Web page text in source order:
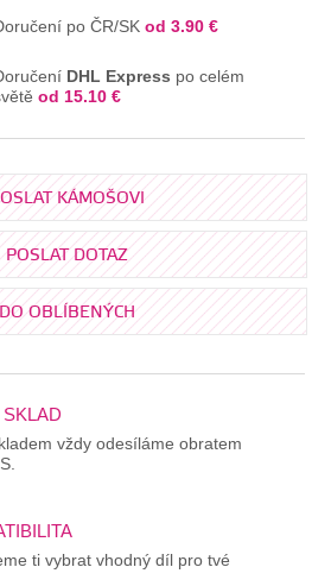
po ČR/SKod 3.90 €
DHL Express po celém
od 15.10 €
KÁMOŠOVI
POSLAT DOTAZ
DO OBLÍBENÝCH
vždy odesíláme obratem
ti vybrat vhodný díl pro tvé